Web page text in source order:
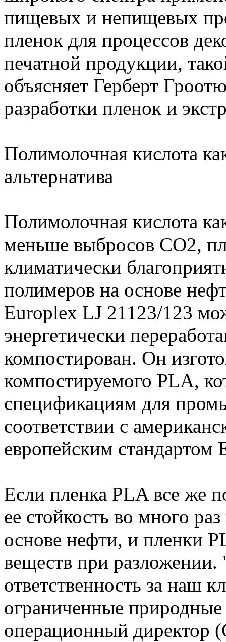
пищевых и непищевых
пленок для процессов
печатной продукции,
объясняет Герберт
разработки пленок и
Полимолочная кислота
альтернатива
Полимолочная кислота
меньше выбросов CO2,
климатически
полимеров на основе
Europlex LJ 21123/123
энергетически
компостирован. Он
компостируемого PLA,
спецификациям для
соответствии с
европейским стандартом
Если пленка PLA все же
ее стойкость во много
основе нефти, и пленки
веществ при
ответственность за наш
ограниченные
операционный директор